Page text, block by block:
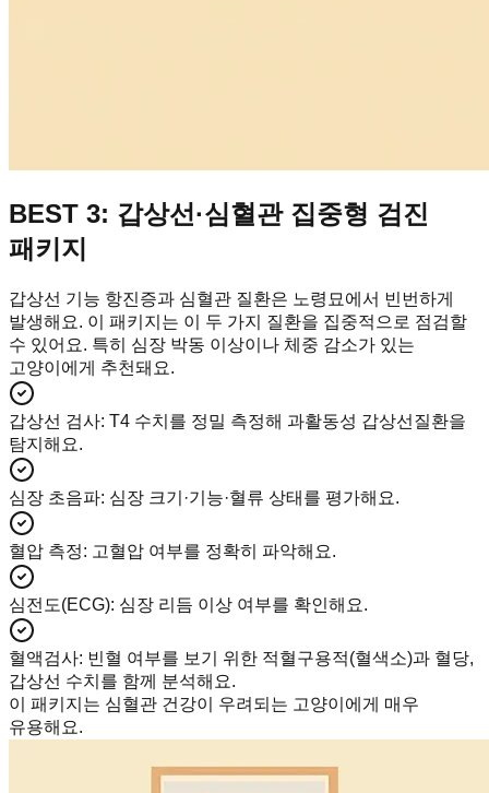
BEST 3: 갑상선·심혈관 집중형 검진
패키지
갑상선 기능 항진증과 심혈관 질환은 노령묘에서 빈번하게
발생해요. 이 패키지는 이 두 가지 질환을 집중적으로 점검할
수 있어요. 특히 심장 박동 이상이나 체중 감소가 있는
고양이에게 추천돼요.
갑상선 검사: T4 수치를 정밀 측정해 과활동성 갑상선질환을
탐지해요.
심장 초음파: 심장 크기·기능·혈류 상태를 평가해요.
혈압 측정: 고혈압 여부를 정확히 파악해요.
심전도(ECG): 심장 리듬 이상 여부를 확인해요.
혈액검사: 빈혈 여부를 보기 위한 적혈구용적(혈색소)과 혈당,
갑상선 수치를 함께 분석해요.
이 패키지는 심혈관 건강이 우려되는 고양이에게 매우
유용해요.